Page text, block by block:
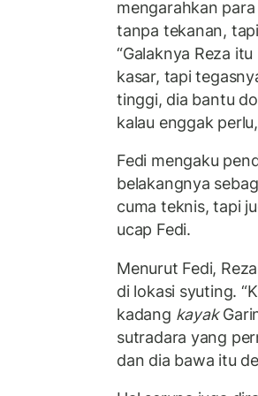
mengarahkan
tanpa tekanan,
“Galaknya Reza itu
kasar, tapi
tinggi, dia bantu
kalau enggak
Fedi mengaku
belakangnya
cuma teknis, tapi
ucap Fedi.
Menurut Fedi,
di lokasi syuting.
kadang kayak
sutradara yang
dan dia bawa itu